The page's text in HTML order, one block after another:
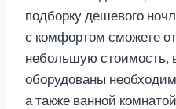
подборку дешевого
с комфортом сможете
небольшую стоимость,
оборудованы
а также ванной